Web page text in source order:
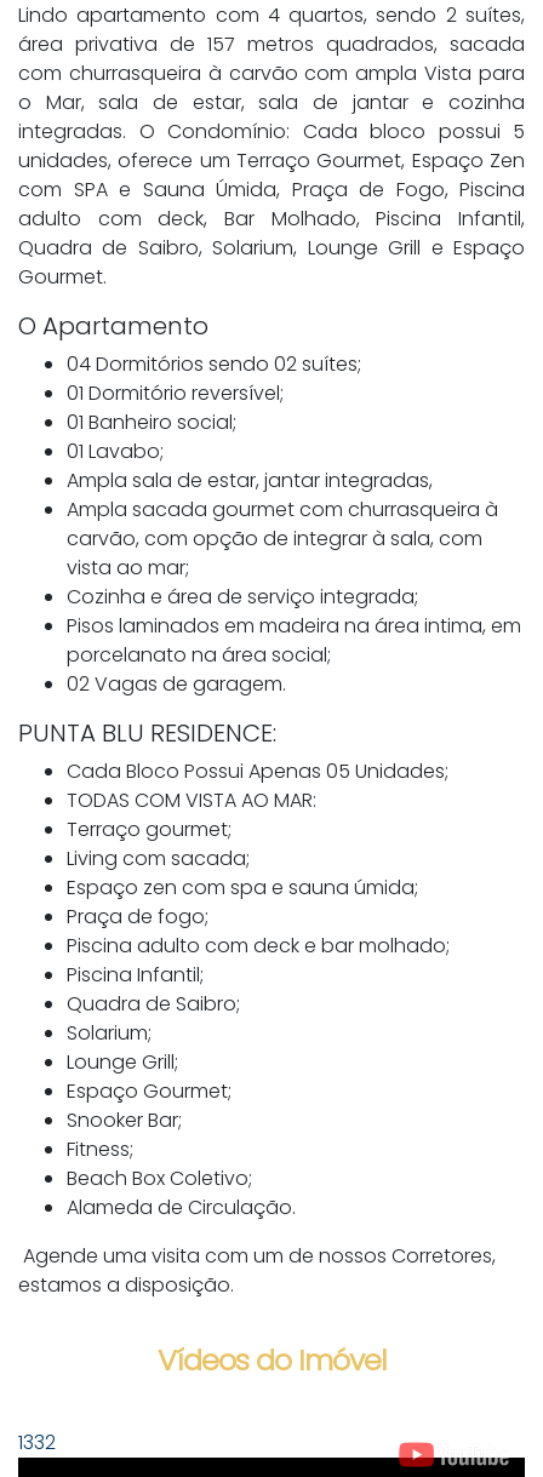
Lindo apartamento com 4 quartos, sendo 2 suítes,
área privativa de 157 metros quadrados, sacada
com churrasqueira à carvão com ampla Vista para
o Mar, sala de estar, sala de jantar e cozinha
integradas. O Condomínio: Cada bloco possui 5
unidades, oferece um Terraço Gourmet, Espaço Zen
com SPA e Sauna Úmida, Praça de Fogo, Piscina
adulto com deck, Bar Molhado, Piscina Infantil,
Quadra de Saibro, Solarium, Lounge Grill e Espaço
Gourmet.
O Apartamento
04 Dormitórios sendo 02 suítes;
01 Dormitório reversível;
01 Banheiro social;
01 Lavabo;
Ampla sala de estar, jantar integradas,
Ampla sacada gourmet com churrasqueira à
carvão, com opção de integrar à sala, com
vista ao mar;
Cozinha e área de serviço integrada;
Pisos laminados em madeira na área intima, em
porcelanato na área social;
02 Vagas de garagem.
PUNTA BLU RESIDENCE:
Cada Bloco Possui Apenas 05 Unidades;
TODAS COM VISTA AO MAR:
Terraço gourmet;
Living com sacada;
Espaço zen com spa e sauna úmida;
Praça de fogo;
Piscina adulto com deck e bar molhado;
Piscina Infantil;
Quadra de Saibro;
Solarium;
Lounge Grill;
Espaço Gourmet;
Snooker Bar;
Fitness;
Beach Box Coletivo;
Alameda de Circulação.
Agende uma visita com um de nossos Corretores,
estamos a disposição.
Vídeos do Imóvel
1332